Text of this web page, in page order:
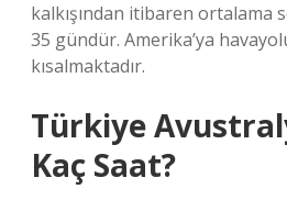
kalkışından itibaren ortalama
35 gündür. Amerika’ya
kısalmaktadır.
Türkiye
Kaç Saat?